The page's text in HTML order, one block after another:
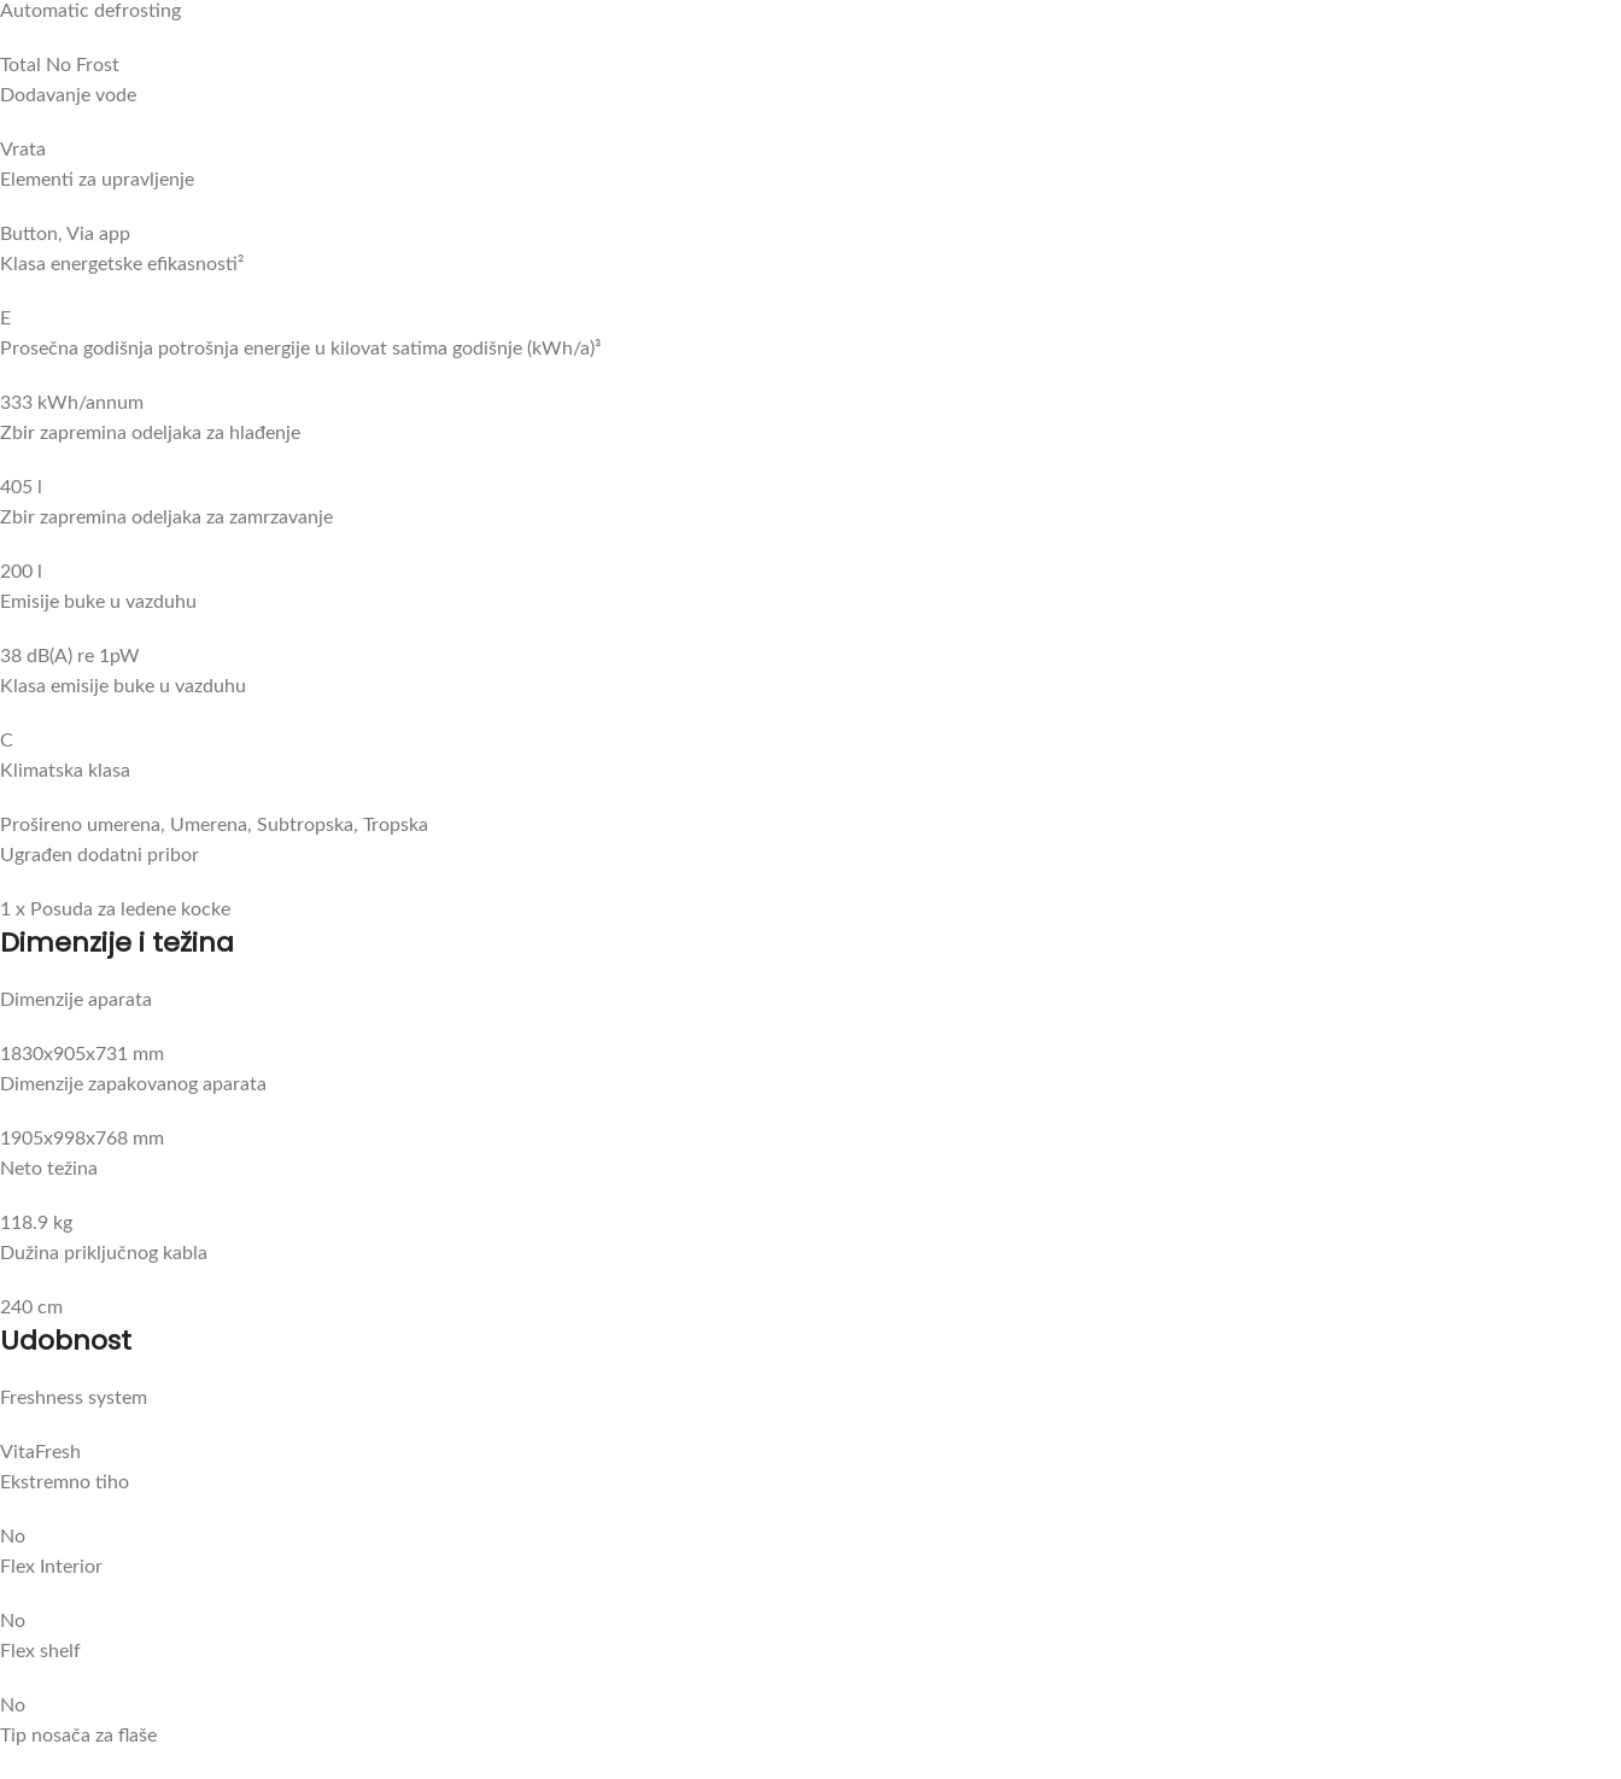
Automatic defrosting
Total No Frost
Dodavanje vode
Vrata
Elementi za upravljenje
Button, Via app
Klasa energetske efikasnosti²
E
Prosečna godišnja potrošnja energije u kilovat satima godišnje (kWh/a)³
333 kWh/annum
Zbir zapremina odeljaka za hlađenje
405 l
Zbir zapremina odeljaka za zamrzavanje
200 l
Emisije buke u vazduhu
38 dB(A) re 1pW
Klasa emisije buke u vazduhu
C
Klimatska klasa
Prošireno umerena, Umerena, Subtropska, Tropska
Ugrađen dodatni pribor
1 x Posuda za ledene kocke
Dimenzije i težina
Dimenzije aparata
1830x905x731 mm
Dimenzije zapakovanog aparata
1905x998x768 mm
Neto težina
118.9 kg
Dužina priključnog kabla
240 cm
Udobnost
Freshness system
VitaFresh
Ekstremno tiho
No
Flex Interior
No
Flex shelf
No
Tip nosača za flaše